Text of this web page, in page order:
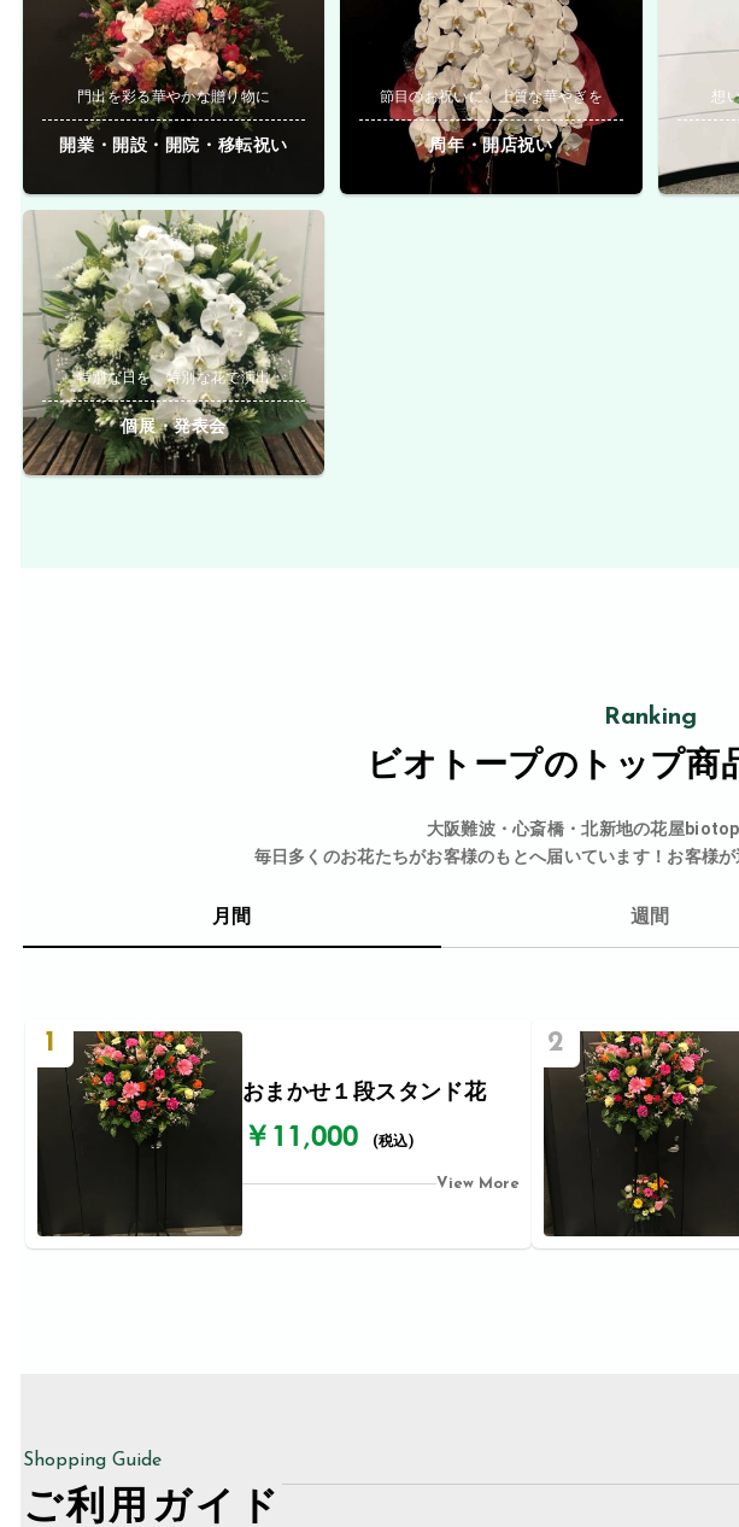
門出を彩る華やかな贈り物に
開業・開設・開院・移転祝い
節目のお祝いに、上質な華やぎを
周年・開店祝い
想
特別な日を、特別な花で演出
個展・発表会
Ranking
ビオトープの トップ商
大阪難波・心斎橋・北新地の花屋
毎日多くのお花たちがお客様のもとへ届いています！お客様
月間 週間
1
おまかせ１段スタンド花
￥11,000 (税込)
View More
2
Shopping Guide
ご利用ガイド